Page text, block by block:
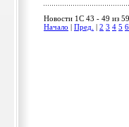
Новости 1C 43 - 49 из
Начало
Пред. 2 3 4 5 6